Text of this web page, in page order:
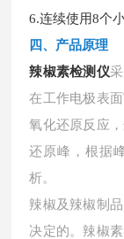
6.连续使用8个
四、 产品原理
辣椒素检测仪
在工作电极表
氧化还原反应
还原峰，根据
析。
辣椒及辣椒制
决定的。辣椒